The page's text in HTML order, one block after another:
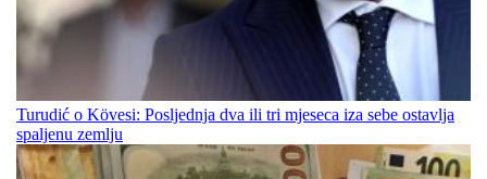
Turudić o Kövesi: Posljednja dva ili tri mjeseca iza sebe ostavlja
spaljenu zemlju